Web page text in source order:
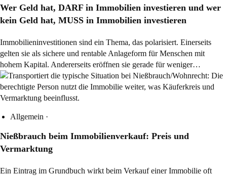
Wer Geld hat, DARF in Immobilien investieren und wer
kein Geld hat, MUSS in Immobilien investieren
Immobilieninvestitionen sind ein Thema, das polarisiert. Einerseits
gelten sie als sichere und rentable Anlageform für Menschen mit
hohem Kapital. Andererseits eröffnen sie gerade für weniger…
Allgemein ·
Nießbrauch beim Immobilienverkauf: Preis und
Vermarktung
Ein Eintrag im Grundbuch wirkt beim Verkauf einer Immobilie oft